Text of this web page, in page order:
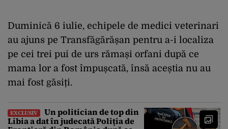
Duminică 6 iulie, echipele de medici veterinari
au ajuns pe Transfăgărășan pentru a-i localiza
pe cei trei pui de urs rămași orfani după ce
mama lor a fost împușcată, însă aceștia nu au
mai fost găsiți.
EXCLUSIV
Un politician de top din
Libia a dat în judecată Poliția de